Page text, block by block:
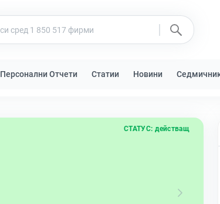
Персонални Отчети Статии Новини
СТАТУС: действащ